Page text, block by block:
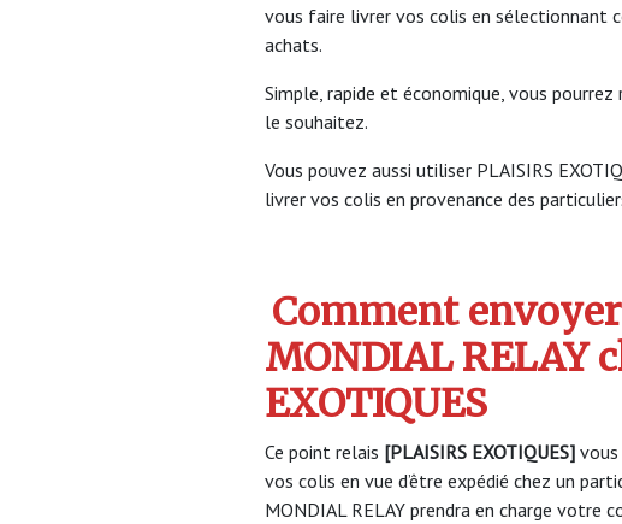
vous faire livrer vos colis en sélectionnant
achats.
Simple, rapide et économique, vous
le souhaitez.
Vous pouvez aussi utiliser PLAISIRS
livrer vos colis en provenance des
Comment
MONDIAL RELAY
EXOTIQUES
Ce point relais [PLAISIRS EXOTIQUES]
vos colis en vue d’être expédié chez un
MONDIAL RELAY prendra en charge votre